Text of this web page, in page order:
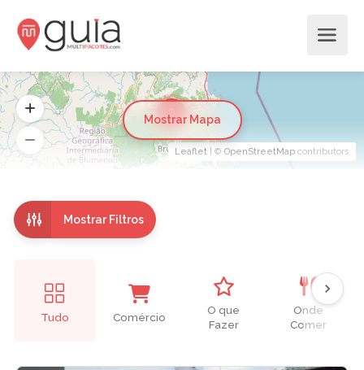
Mostrar Filtros
Tudo Comércio
O que
Fazer
Onde
Comer
6
Leaflet | © OpenStreetMap contributors
Mostrar Mapa